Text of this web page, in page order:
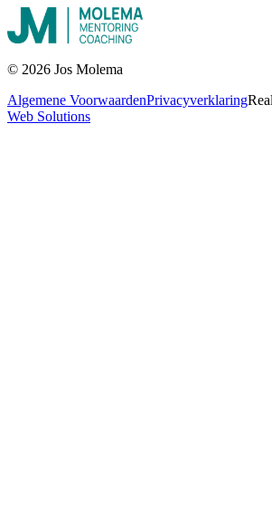
© 2026 Jos Molema
Algemene VoorwaardenPrivacyverklaring
Web Solutions